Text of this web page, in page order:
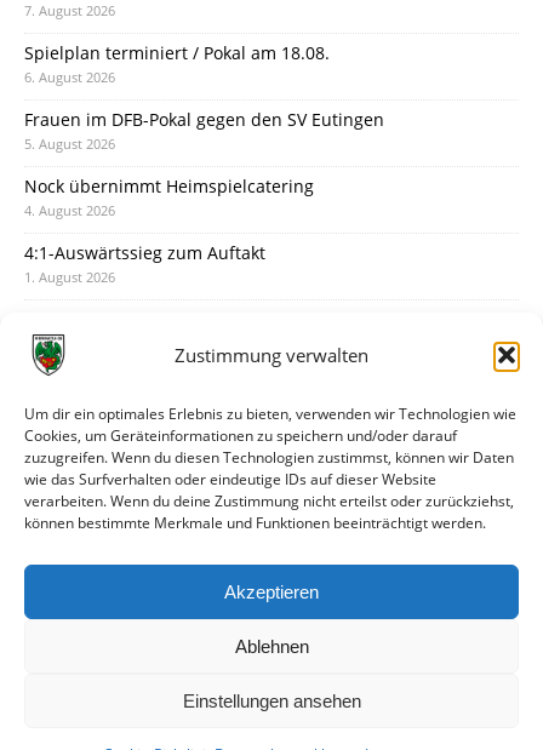
Zustimmung verwalten
Um dir ein optimales Erlebnis zu bieten, verwenden wir Technologien wie
Cookies, um Geräteinformationen zu speichern und/oder darauf
zuzugreifen. Wenn du diesen Technologien zustimmst, können wir Daten
wie das Surfverhalten oder eindeutige IDs auf dieser Website
verarbeiten. Wenn du deine Zustimmung nicht erteilst oder zurückziehst,
können bestimmte Merkmale und Funktionen beeinträchtigt werden.
Akzeptieren
Ablehnen
Einstellungen ansehen
7. August 2026
Spielplan terminiert / Pokal am 18.08.
6. August 2026
Frauen im DFB-Pokal gegen den SV Eutingen
5. August 2026
Nock übernimmt Heimspielcatering
4. August 2026
4:1-Auswärtssieg zum Auftakt
1. August 2026
31. Juli 2026
30. Juli 2026
Deine Spielminute: 89+1
28. Juli 2026
Neuer Rückensponsor
Neue Podcast-Folge: So tickt Björn!
27. Juli 2026